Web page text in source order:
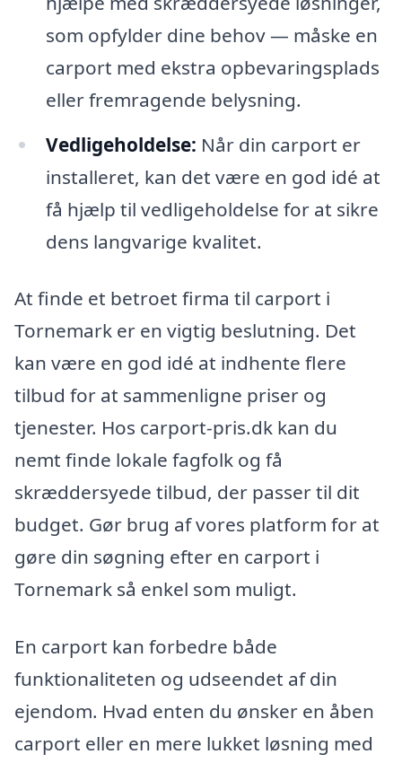
som opfylder dine behov — måske en
carport med ekstra opbevaringsplads
eller fremragende belysning.
Vedligeholdelse: Når din carport er
installeret, kan det være en god idé at
få hjælp til vedligeholdelse for at sikre
dens langvarige kvalitet.
At finde et betroet firma til carport i
Tornemark er en vigtig beslutning. Det
kan være en god idé at indhente flere
tilbud for at sammenligne priser og
tjenester. Hos carport-pris.dk kan du
nemt finde lokale fagfolk og få
skræddersyede tilbud, der passer til dit
budget. Gør brug af vores platform for at
gøre din søgning efter en carport i
Tornemark så enkel som muligt.
En carport kan forbedre både
funktionaliteten og udseendet af din
ejendom. Hvad enten du ønsker en åben
carport eller en mere lukket løsning med